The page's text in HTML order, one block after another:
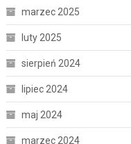
marzec 2025
luty 2025
sierpień 2024
lipiec 2024
maj 2024
marzec 2024